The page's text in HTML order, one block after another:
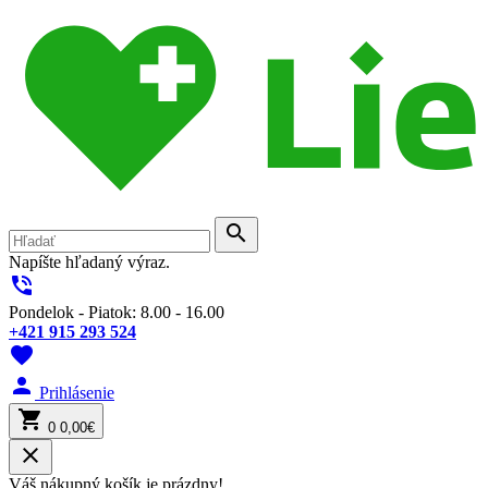
search
Napíšte hľadaný výraz.
phone_in_talk
Pondelok - Piatok: 8.00 - 16.00
+421 915 293 524
favorite
person Prihlásenie
shopping_cart 0 0,00€
close
Váš nákupný košík je prázdny!